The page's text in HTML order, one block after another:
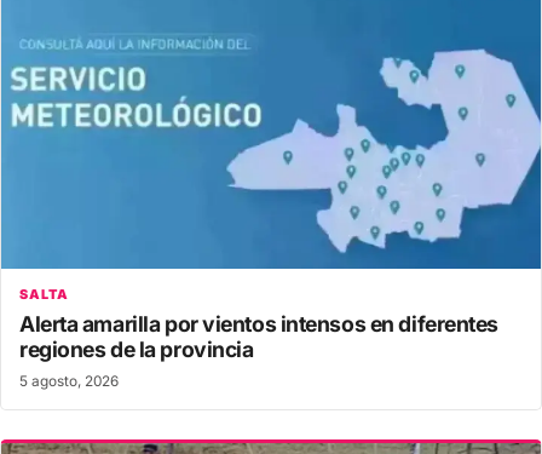
SALTA
Alerta amarilla por vientos intensos en diferentes
regiones de la provincia
5 agosto, 2026